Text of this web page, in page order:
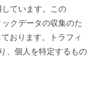
ています。この
クデータの収集のた
おります。トラフィ
、個人を特定するもの